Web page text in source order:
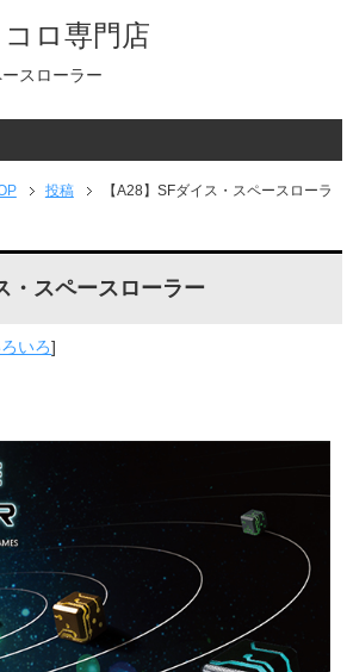
ロ専門店
ースローラー
投稿
【A28】SFダイス・スペースローラ
・スペースローラー
いろ]